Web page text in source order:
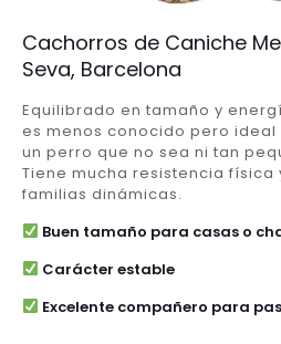
Cachorros de Caniche
Seva, Barcelona
Equilibrado en tamaño y
es menos conocido pero
un perro que no sea ni tan
Tiene mucha resistencia física
familias dinámicas.
Buen tamaño para casas o
Carácter estable
Excelente compañero para